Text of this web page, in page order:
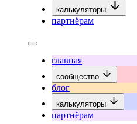
калькуляторы
партнёрам
главная
сообщество
блог
калькуляторы
партнёрам